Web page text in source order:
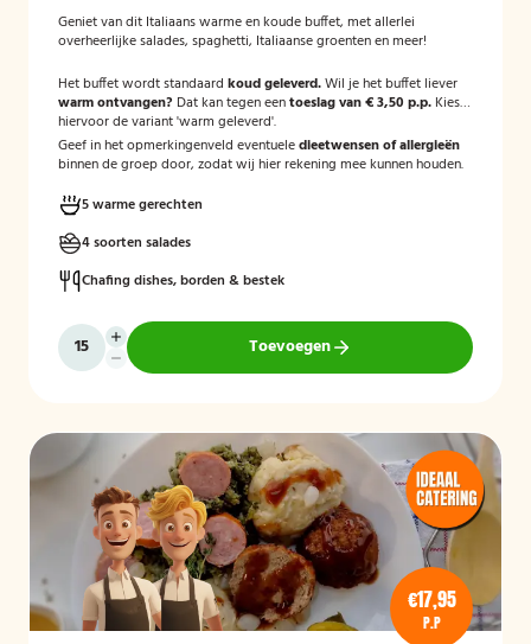
Geniet van dit Italiaans warme en koude buffet, met allerlei
overheerlijke salades, spaghetti, Italiaanse groenten en meer!
Het buffet wordt standaard koud geleverd.Wil je het buffet liever
warm ontvangen? Dat kan tegen eentoeslag van € 3,50 p.p. Kies
hiervoor de variant 'warm geleverd'.
Geef in het opmerkingenveld eventueledieetwensen of allergieën
binnen de groep door, zodat wij hier rekening mee kunnen houden.
5 warme gerechten
4 soorten salades
Chafing dishes, borden & bestek
Toevoegen
€17,95
P.P